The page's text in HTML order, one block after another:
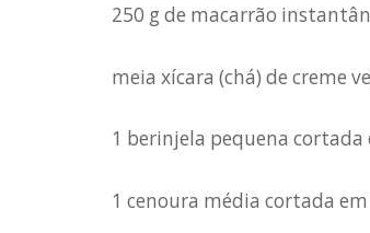
250 g de macarrão
meia xícara (chá) de creme
1 berinjela pequena
1 cenoura média cortada